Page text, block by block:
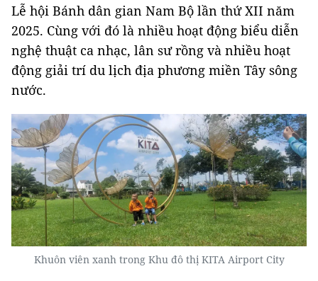
Lễ hội Bánh dân gian Nam Bộ lần thứ XII năm
2025. Cùng với đó là nhiều hoạt động biểu diễn
nghệ thuật ca nhạc, lân sư rồng và nhiều hoạt
động giải trí du lịch địa phương miền Tây sông
nước.
Khuôn viên xanh trong Khu đô thị KITA Airport City